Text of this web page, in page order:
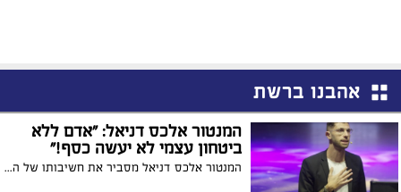
אהבנו ברשת
המנטור אלכס דניאל: "אדם ללא
ביטחון עצמי לא יעשה כסף!"
המנטור אלכס דניאל מסביר את חשיבותו של הביטחון העצמי בדרך להצלחה. לדבריו, אדם ללא ביטחון עצמי לא יכול לעשות כסף. דניאל: "אף אחד לא נולד עם ביטחון עצמי, ביטחון עצמי זה משהו שנוצר ברגע שאתה עושה את הדבר שאתה מפחד ממנו". צפו